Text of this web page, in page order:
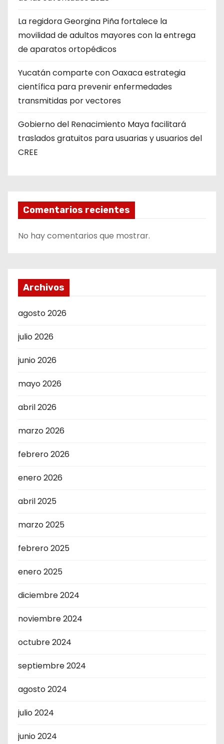
La regidora Georgina Piña fortalece la
movilidad de adultos mayores con la entrega
de aparatos ortopédicos
Yucatán comparte con Oaxaca estrategia
científica para prevenir enfermedades
transmitidas por vectores
Gobierno del Renacimiento Maya facilitará
traslados gratuitos para usuarias y usuarios del
CREE
Comentarios recientes
No hay comentarios que mostrar.
Archivos
agosto 2026
julio 2026
junio 2026
mayo 2026
abril 2026
marzo 2026
febrero 2026
enero 2026
abril 2025
marzo 2025
febrero 2025
enero 2025
diciembre 2024
noviembre 2024
octubre 2024
septiembre 2024
agosto 2024
julio 2024
junio 2024